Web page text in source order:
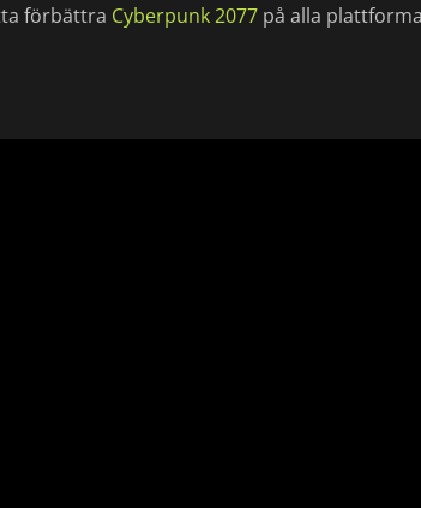
förbättra Cyberpunk 2077 på alla